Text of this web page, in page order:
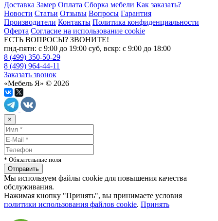
Доставка Замер Оплата Сборка мебели Как заказать?
Новости Статьи Отзывы Вопросы Гарантия
Производители Контакты Политика конфиденциальности
Оферта Согласие на использование cookie
ЕСТЬ ВОПРОСЫ? ЗВОНИТЕ!
пнд-пятн: с 9:00 до 19:00 суб, вскр: с 9:00 до 18:00
8 (499) 350-50-29
8 (499) 964-44-11
Заказать звонок
«Мебель Я» © 2026
×
* Обязательные поля
Мы используем файлы cookie для повышения качества
обслуживания.
Нажимая кнопку "Принять", вы принимаете условия
политики использования файлов cookie. Принять